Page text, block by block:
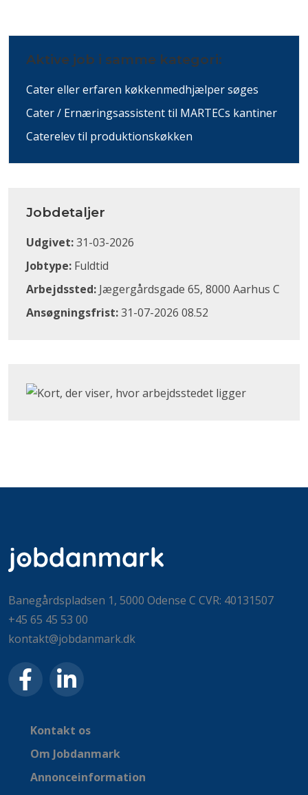
Aktive job i samme kategori:
Cater eller erfaren køkkenmedhjælper søges
Cater / Ernæringsassistent til MARTECs kantiner
Caterelev til produktionskøkken
Jobdetaljer
Udgivet:31-03-2026
Jobtype: Fuldtid
Arbejdssted: Jægergårdsgade 65, 8000 Aarhus C
Ansøgningsfrist:31-07-2026 08.52
Klik for at åbne Google Maps og se, hvor
Banegårdspladsen 1, 5000 Odense C CVR: 40131507
+45 65 45 53 00
kontakt@jobdanmark.dk
Kontakt os
Om Jobdanmark
Annonceinformation